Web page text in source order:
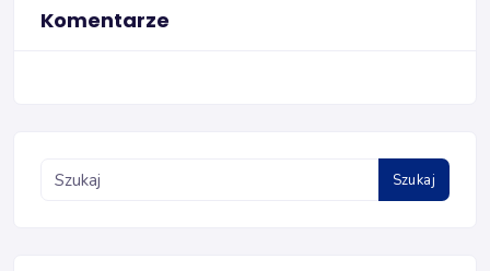
Komentarze
Szukaj